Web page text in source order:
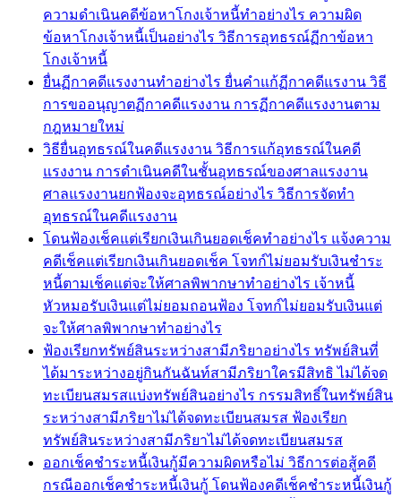
ความดำเนินคดีข้อหาโกงเจ้าหนี้ทำอย่างไร ความผิด
ข้อหาโกงเจ้าหนี้เป็นอย่างไร วิธีการอุทธรณ์ฏีกาข้อหา
โกงเจ้าหนี้
ยื่นฏีกาคดีแรงงานทำอย่างไร ยื่นคำแก้ฏีกาคดีแรงาน วิธี
การขออนุญาตฏีกาคดีแรงงาน การฏีกาคดีแรงงานตาม
กฎหมายใหม่
วิธียื่นอุทธรณ์ในคดีแรงงาน วิธีการแก้อุทธรณ์ในคดี
แรงงาน การดำเนินคดีในชั้นอุทธรณ์ของศาลแรงงาน
ศาลแรงงานยกฟ้องจะอุทธรณ์อย่างไร วิธีการจัดทำ
อุทธรณ์ในคดีแรงงาน
โดนฟ้องเช็คแต่เรียกเงินเกินยอดเช็คทำอย่างไร แจ้งความ
คดีเช็คแต่เรียกเงินเกินยอดเช็ค โจทก์ไม่ยอมรับเงินชำระ
หนี้ตามเช็คแต่จะให้ศาลพิพากษาทำอย่างไร เจ้าหนี้
หัวหมอรับเงินแต่ไม่ยอมถอนฟ้อง โจทก์ไม่ยอมรับเงินแต่
จะให้ศาลพิพากษาทำอย่างไร
ฟ้องเรียกทรัพย์สินระหว่างสามีภริยาอย่างไร ทรัพย์สินที่
ได้มาระหว่างอยู่กินกันฉันท์สามีภริยาใครมีสิทธิ ไม่ได้จด
ทะเบียนสมรสแบ่งทรัพย์สินอย่างไร กรรมสิทธิ์ในทรัพย์สิน
ระหว่างสามีภริยาไม่ได้จดทะเบียนสมรส ฟ้องเรียก
ทรัพย์สินระหว่างสามีภริยาไม่ได้จดทะเบียนสมรส
ออกเช็คชำระหนี้เงินกู้มีความผิดหรือไม่ วิธีการต่อสู้คดี
กรณีออกเช็คชำระหนี้เงินกู้ โดนฟ้องคดีเช็คชำระหนี้เงินกู้